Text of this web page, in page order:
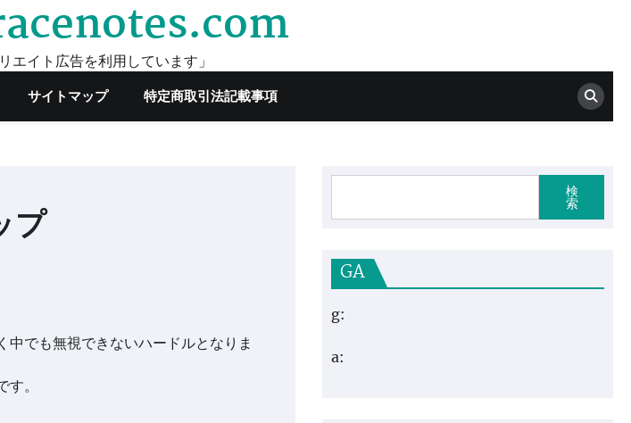
エイト広告を利用しています」
サイトマップ 特定商取引法記載事項
プ
でも無視できないハードルとなりま
。
検
索
GA
g:
a: